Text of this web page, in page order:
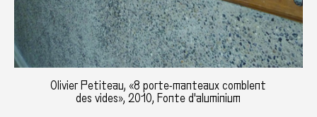
Olivier Petiteau, «8 porte-manteaux comblent
des vides», 2010, Fonte d'aluminium